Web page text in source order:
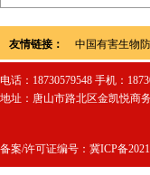
友情链接： 中国有害生物
电话：18730579548 手机：
地址：唐山市路北区金凯悦商
备案/许可证编号： 冀ICP备